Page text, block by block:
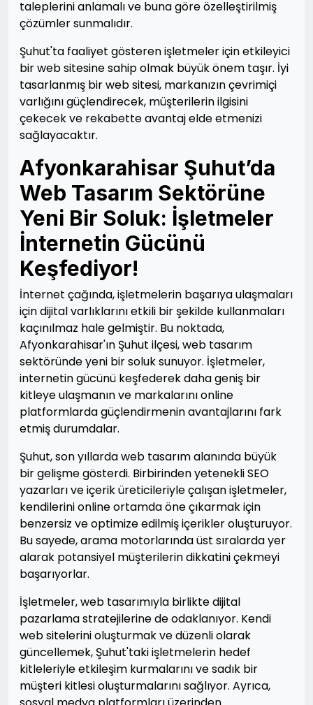
taleplerini anlamalı ve buna göre özelleştirilmiş
çözümler sunmalıdır.
Şuhut'ta faaliyet gösteren işletmeler için etkileyici
bir web sitesine sahip olmak büyük önem taşır. İyi
tasarlanmış bir web sitesi, markanızın çevrimiçi
varlığını güçlendirecek, müşterilerin ilgisini
çekecek ve rekabette avantaj elde etmenizi
sağlayacaktır.
Afyonkarahisar Şuhut’da
Web Tasarım Sektörüne
Yeni Bir Soluk: İşletmeler
İnternetin Gücünü
Keşfediyor!
İnternet çağında, işletmelerin başarıya ulaşmaları
için dijital varlıklarını etkili bir şekilde kullanmaları
kaçınılmaz hale gelmiştir. Bu noktada,
Afyonkarahisar'ın Şuhut ilçesi, web tasarım
sektöründe yeni bir soluk sunuyor. İşletmeler,
internetin gücünü keşfederek daha geniş bir
kitleye ulaşmanın ve markalarını online
platformlarda güçlendirmenin avantajlarını fark
etmiş durumdalar.
Şuhut, son yıllarda web tasarım alanında büyük
bir gelişme gösterdi. Birbirinden yetenekli SEO
yazarları ve içerik üreticileriyle çalışan işletmeler,
kendilerini online ortamda öne çıkarmak için
benzersiz ve optimize edilmiş içerikler oluşturuyor.
Bu sayede, arama motorlarında üst sıralarda yer
alarak potansiyel müşterilerin dikkatini çekmeyi
başarıyorlar.
İşletmeler, web tasarımıyla birlikte dijital
pazarlama stratejilerine de odaklanıyor. Kendi
web sitelerini oluşturmak ve düzenli olarak
güncellemek, Şuhut'taki işletmelerin hedef
kitleleriyle etkileşim kurmalarını ve sadık bir
müşteri kitlesi oluşturmalarını sağlıyor. Ayrıca,